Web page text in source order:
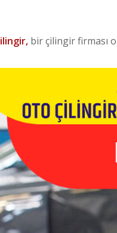
bir çilingir firması